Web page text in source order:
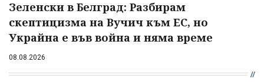
Зеленски в Белград: Разбирам
скептицизма на Вучич към ЕС, но
Украйна е във война и няма време
08.08.2026